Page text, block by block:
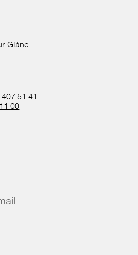
Glâne
407 51 41
00